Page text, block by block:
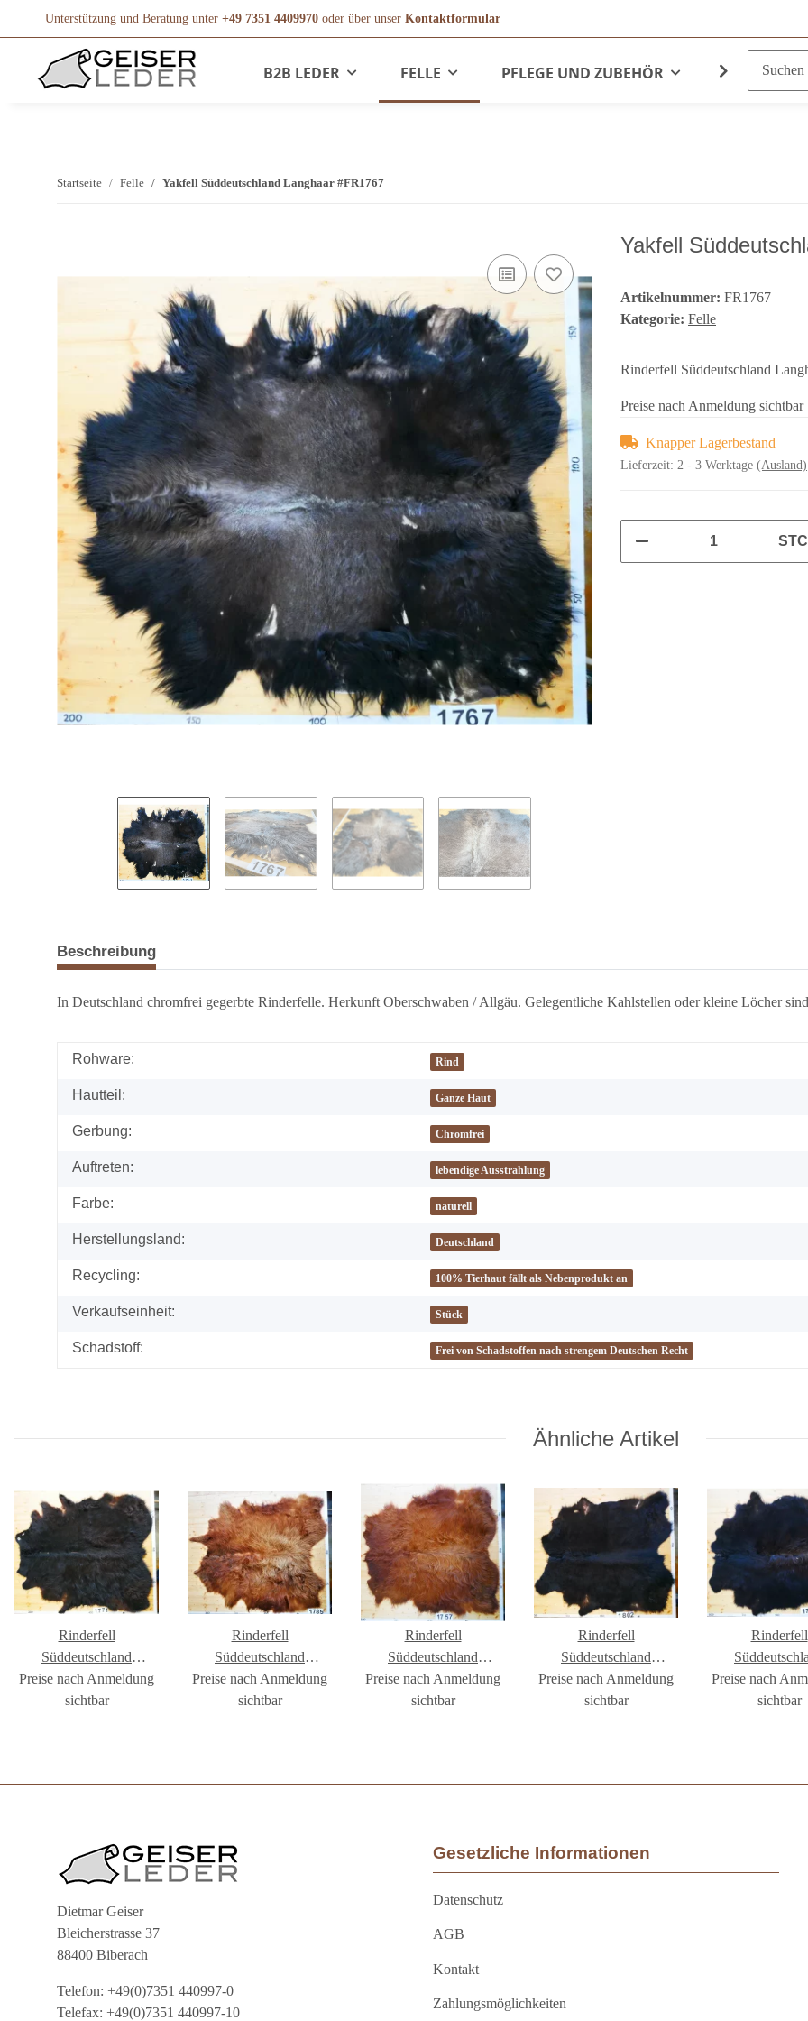
Unterstützung und Beratung unter +49 7351 4409970 oder über unser Kontaktformular
B2B LEDER FELLE PFLEGE UND ZUBEHÖR
Startseite Felle Yakfell Süddeutschland Langhaar #FR1767
Yakfell
Artikelnummer: FR1767
Kategorie: Felle
Rinderfell Süddeutschland
Preise nach Anmeldung sichtbar
Knapper Lagerbestand
Lieferzeit: 2 - 3 Werktage (Ausland)
Beschreibung
In Deutschland chromfrei gegerbte Rinderfelle. Herkunft Oberschwaben / Allgäu. Gelegentliche Kahlstellen oder kleine Löcher
Rohware: Rind
Hautteil: Ganze Haut
Gerbung: Chromfrei
Auftreten: lebendige Ausstrahlung
Farbe: naturell
Herstellungsland: Deutschland
Recycling: 100% Tierhaut fällt als Nebenprodukt an
Verkaufseinheit: Stück
Schadstoff: Frei von Schadstoffen nach strengem Deutschen Recht
Ähnliche Artikel
Rinderfell
Süddeutschland
Langhaar #FR1771
Preise nach Anmeldung
sichtbar
Rinderfell
Süddeutschland
Langhaar #FR1785
Preise nach Anmeldung
sichtbar
Rinderfell
Süddeutschland
Langhaar #FR1757
Preise nach Anmeldung
sichtbar
Rinderfell
Süddeutschland
Langhaar #FR1802
Preise nach Anmeldung
sichtbar
Rinderfell
Langhaar
Preise nach
sichtbar
Dietmar Geiser
Bleicherstrasse 37
88400 Biberach
Telefon: +49(0)7351 440997-0
Telefax: +49(0)7351 440997-10
Gesetzliche Informationen
Datenschutz
AGB
Kontakt
Zahlungsmöglichkeiten